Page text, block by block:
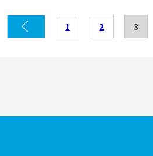
1 2 3